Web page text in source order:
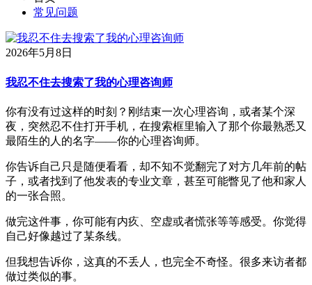
常见问题
2026年5月8日
我忍不住去搜索了我的心理咨询师
你有没有过这样的时刻？刚结束一次心理咨询，或者某个深
夜，突然忍不住打开手机，在搜索框里输入了那个你最熟悉又
最陌生的人的名字——你的心理咨询师。
你告诉自己只是随便看看，却不知不觉翻完了对方几年前的帖
子，或者找到了他发表的专业文章，甚至可能瞥见了他和家人
的一张合照。
做完这件事，你可能有内疚、空虚或者慌张等等感受。你觉得
自己好像越过了某条线。
但我想告诉你，这真的不丢人，也完全不奇怪。很多来访者都
做过类似的事。